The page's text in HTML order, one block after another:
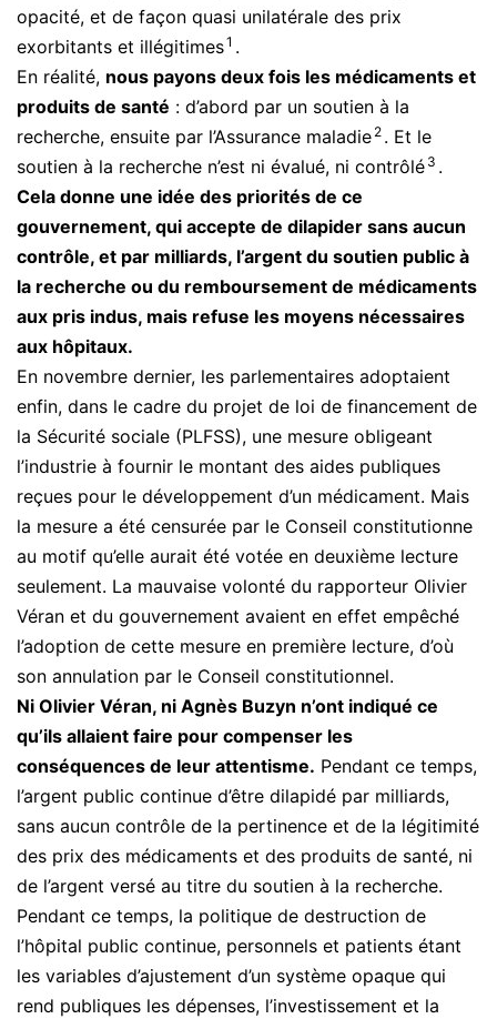
opacité, et de façon quasi unilatérale des prix
exorbitants et illégitimes1 .
En réalité, nous payons deux fois les médicaments et
produits de santé : d’abord par un soutien à la
recherche, ensuite par l’Assurance maladie 2 . Et le
soutien à la recherche n’est ni évalué, ni contrôlé 3 .
Cela donne une idée des priorités de ce
gouvernement, qui accepte de dilapider sans aucun
contrôle, et par milliards, l’argent du soutien public à
la recherche ou du remboursement de médicaments
aux pris indus, mais refuse les moyens nécessaires
aux hôpitaux.
En novembre dernier, les parlementaires adoptaient
enfin, dans le cadre du projet de loi de financement de
la Sécurité sociale (PLFSS), une mesure obligeant
l’industrie à fournir le montant des aides publiques
reçues pour le développement d’un médicament. Mais
la mesure a été censurée par le Conseil constitutionne
au motif qu’elle aurait été votée en deuxième lecture
seulement. La mauvaise volonté du rapporteur Olivier
Véran et du gouvernement avaient en effet empêché
l’adoption de cette mesure en première lecture, d’où
son annulation par le Conseil constitutionnel.
Ni Olivier Véran, ni Agnès Buzyn n’ont indiqué ce
qu’ils allaient faire pour compenser les
conséquences de leur attentisme. Pendant ce temps,
l’argent public continue d’être dilapidé par milliards,
sans aucun contrôle de la pertinence et de la légitimité
des prix des médicaments et des produits de santé, ni
de l’argent versé au titre du soutien à la recherche.
Pendant ce temps, la politique de destruction de
l’hôpital public continue, personnels et patients étant
les variables d’ajustement d’un système opaque qui
rend publiques les dépenses, l’investissement et la